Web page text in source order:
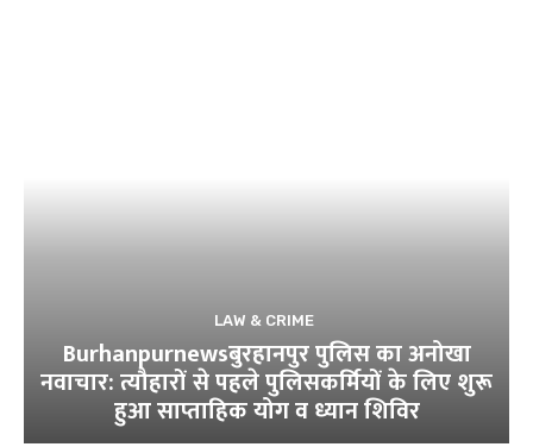
LAW & CRIME
Burhanpurnewsबुरहानपुर पुलिस का अनोखा
नवाचार: त्यौहारों से पहले पुलिसकर्मियों के लिए शुरू
हुआ साप्ताहिक योग व ध्यान शिविर